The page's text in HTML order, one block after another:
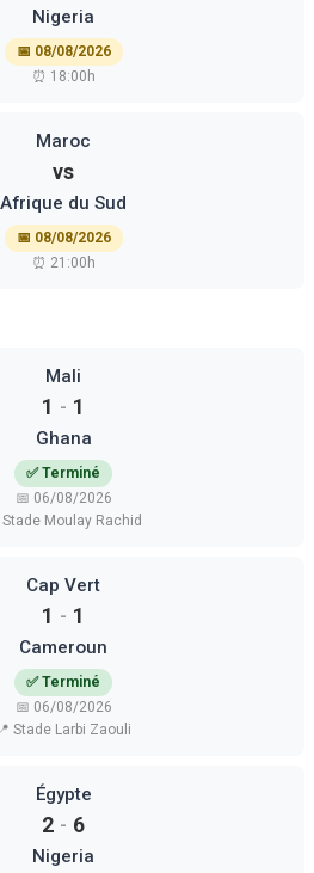
Nigeria
📅 08/08/2026
⏰ 18:00h
Maroc
vs
Afrique du Sud
📅 08/08/2026
⏰ 21:00h
Mali
1 - 1
Ghana
✅ Terminé
📅 06/08/2026
Stade Moulay Rachid
Cap Vert
1 - 1
Cameroun
✅ Terminé
📅 06/08/2026
Stade Larbi Zaouli
Égypte
2 - 6
Nigeria